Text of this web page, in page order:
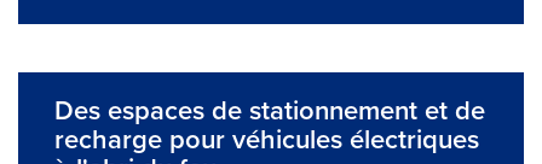
Des espaces de stationnement et de
recharge pour véhicules électriques